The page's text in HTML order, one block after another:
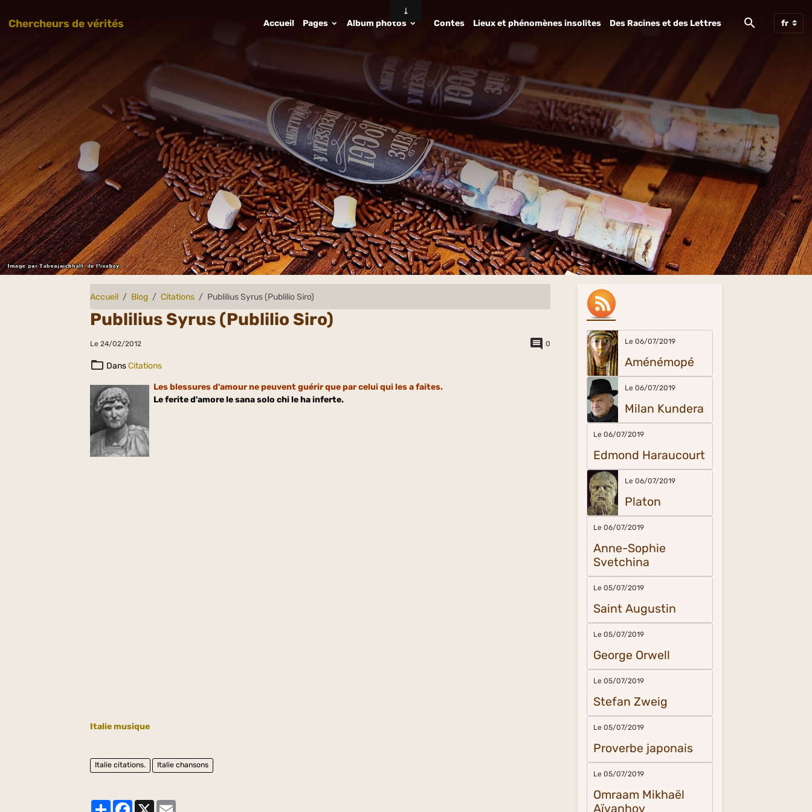
Chercheurs de vérités Accueil Pages Album photos Contes Lieux et phénomènes insolites Des Racines et des Lettres
Accueil Blog Citations Publilius Syrus (Publilio Siro)
Publilius Syrus (Publilio Siro)
Le 24/02/2012 0
DansCitations
Les blessures d'amour ne peuvent guérir que par celui qui les a faites.
Le ferite d'amore le sana solo chi le ha inferte.
Italie musique
Italie citations. Italie chansons
PartagerFacebook
X
Le 06/07/2019
Aménémopé
Le 06/07/2019
Milan Kundera
Le 06/07/2019
Edmond Haraucourt
Le 06/07/2019
Platon
Le 06/07/2019
Anne-Sophie
Svetchina
Le 05/07/2019
Saint Augustin
Le 05/07/2019
George Orwell
Le 05/07/2019
Stefan Zweig
Le 05/07/2019
Proverbe japonais
Le 05/07/2019
Omraam Mikhaël
Aïvanhov